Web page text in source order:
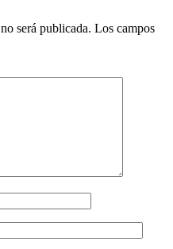
será publicada. Los campos